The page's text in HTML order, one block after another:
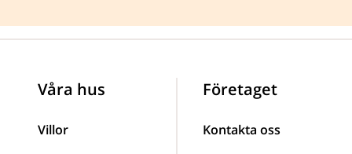
Våra hus
Villor
Företaget
Kontakta oss